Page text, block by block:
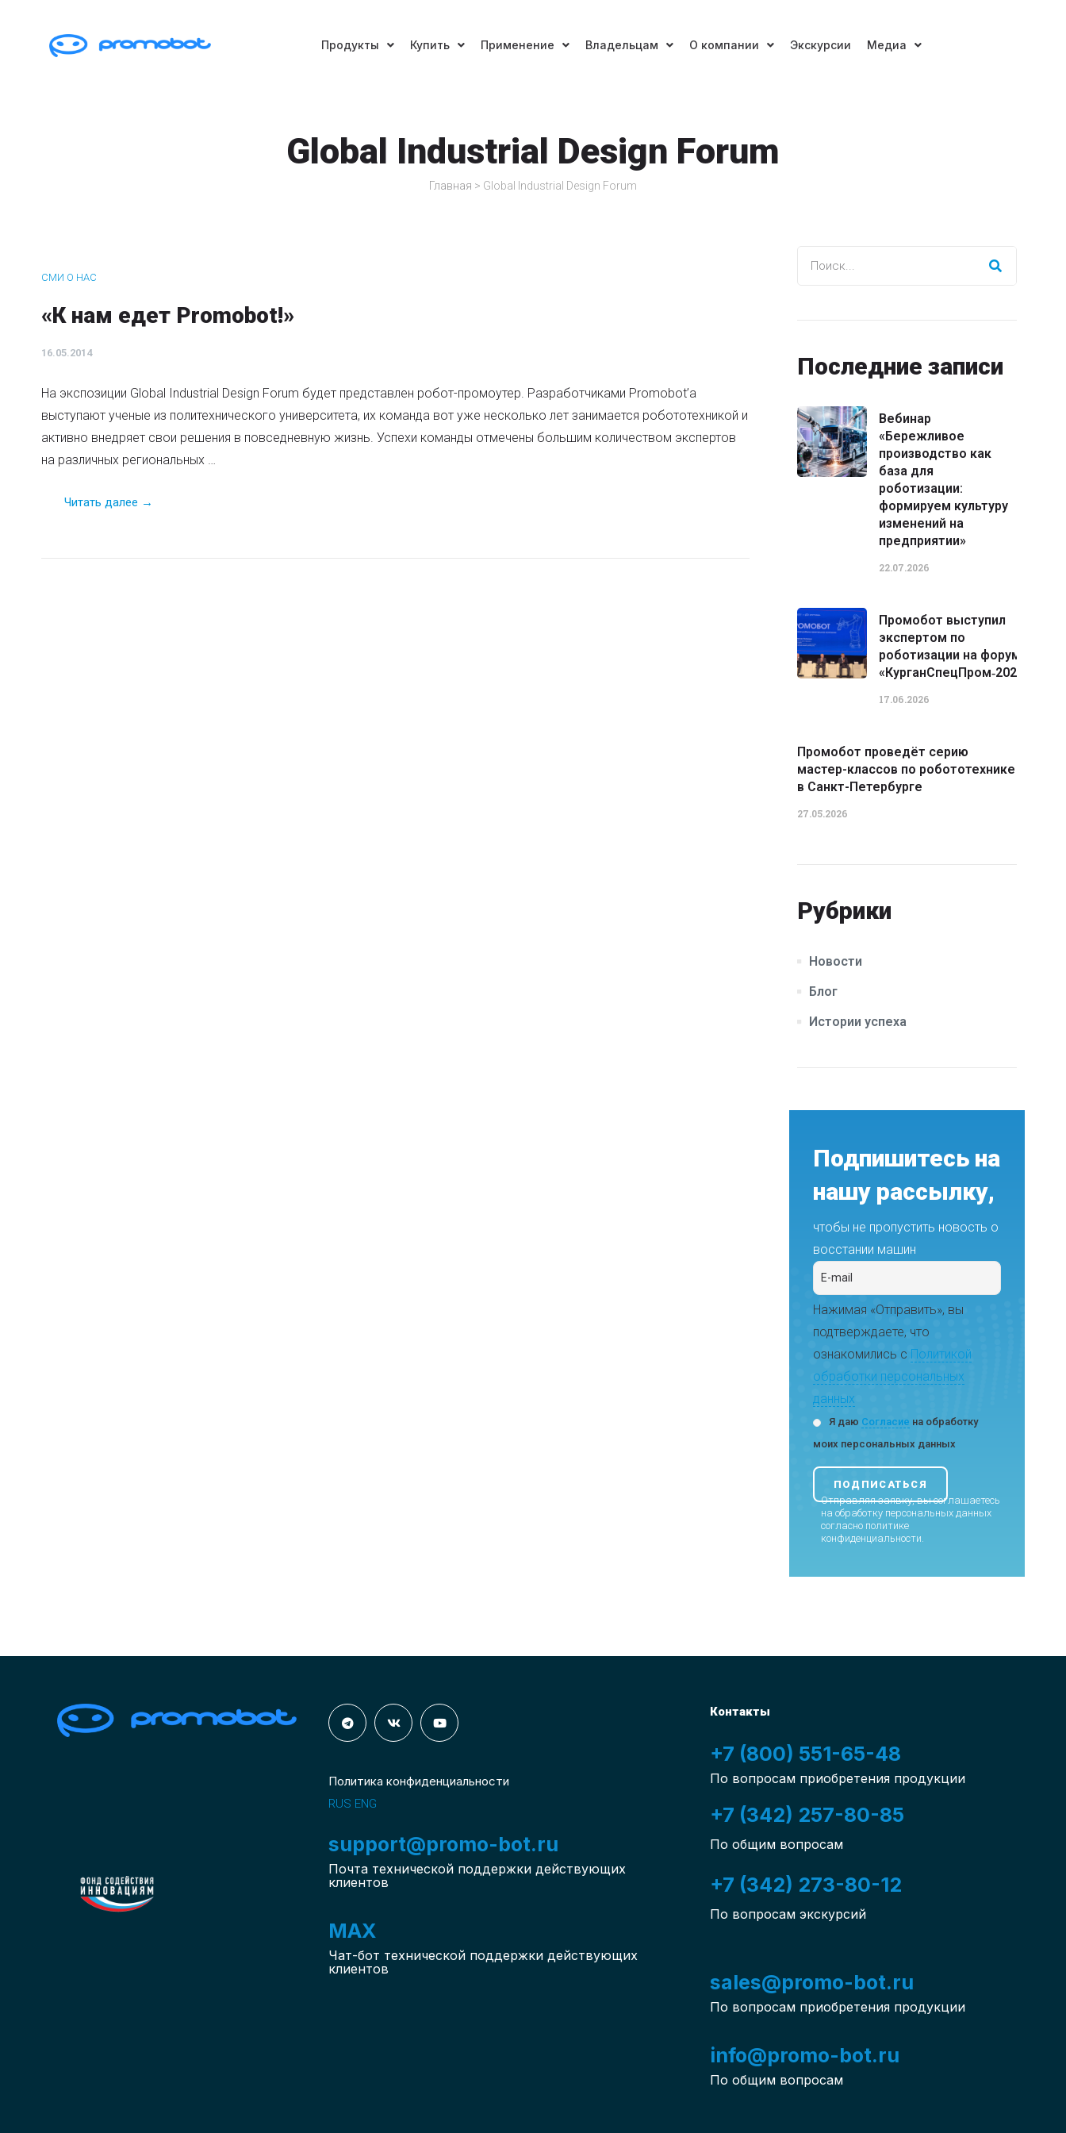
Продукты Купить Применение Владельцам О компании Экскурсии Медиа
Global Industrial Design Forum
Главная > Global Industrial Design Forum
СМИ О НАС
«К нам едет Promobot!»
16.05.2014
На экспозиции Global Industrial Design Forum будет представлен робот-промоутер. Разработчиками Promobot’a
выступают ученые из политехнического университета, их команда вот уже несколько лет занимается робототехникой и
активно внедряет свои решения в повседневную жизнь. Успехи команды отмечены большим количеством экспертов
на различных региональных …
Читать далее →
Последние записи
Вебинар
«Бережливое
производство как
база для
роботизации:
формируем культуру
изменений на
предприятии»
22.07.2026
Промобот выступил
экспертом по
роботизации на форуме
«КурганСпецПром‑2026»
17.06.2026
Промобот проведёт серию
мастер-классов по робототехнике
в Санкт-Петербурге
27.05.2026
Рубрики
Новости
Блог
Истории успеха
Подпишитесь на
нашу рассылку,
чтобы не пропустить новость о
восстании машин
Нажимая «Отправить», вы
подтверждаете, что
ознакомились с Политикой
обработки персональных
данных
Я даю Согласие на обработку
моих персональных данных
Отправляя заявку, вы соглашаетесь
на обработку персональных данных
согласно политике
конфиденциальности.
Политика конфиденциальности
RUS ENG
support@promo-bot.ru
Почта технической поддержки действующих
клиентов
MAX
Чат-бот технической поддержки действующих
клиентов
Контакты
+7 (800) 551-65-48
По вопросам приобретения продукции
+7 (342) 257-80-85
По общим вопросам
+7 (342) 273-80-12
По вопросам экскурсий
sales@promo-bot.ru
По вопросам приобретения продукции
info@promo-bot.ru
По общим вопросам